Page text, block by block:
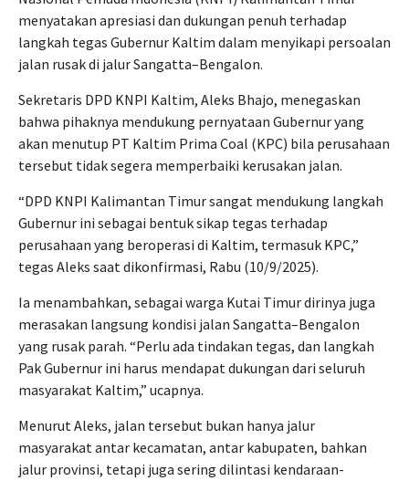
menyatakan apresiasi dan dukungan penuh terhadap
langkah tegas Gubernur Kaltim dalam menyikapi persoalan
jalan rusak di jalur Sangatta–Bengalon.
Sekretaris DPD KNPI Kaltim, Aleks Bhajo, menegaskan
bahwa pihaknya mendukung pernyataan Gubernur yang
akan menutup PT Kaltim Prima Coal (KPC) bila perusahaan
tersebut tidak segera memperbaiki kerusakan jalan.
“DPD KNPI Kalimantan Timur sangat mendukung langkah
Gubernur ini sebagai bentuk sikap tegas terhadap
perusahaan yang beroperasi di Kaltim, termasuk KPC,”
tegas Aleks saat dikonfirmasi, Rabu (10/9/2025).
Ia menambahkan, sebagai warga Kutai Timur dirinya juga
merasakan langsung kondisi jalan Sangatta–Bengalon
yang rusak parah. “Perlu ada tindakan tegas, dan langkah
Pak Gubernur ini harus mendapat dukungan dari seluruh
masyarakat Kaltim,” ucapnya.
Menurut Aleks, jalan tersebut bukan hanya jalur
masyarakat antar kecamatan, antar kabupaten, bahkan
jalur provinsi, tetapi juga sering dilintasi kendaraan-